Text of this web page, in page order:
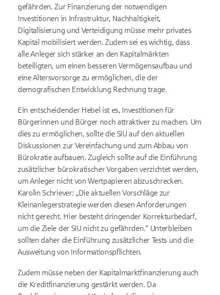
gefährden. Zur Finanzierung der notwendigen
Investitionen in Infrastruktur, Nachhaltigkeit,
Digitalisierung und Verteidigung müsse mehr privates
Kapital mobilisiert werden. Zudem sei es wichtig, dass
alle Anleger sich stärker an den Kapitalmärkten
beteiligten, um einen besseren Vermögensaufbau und
eine Altersvorsorge zu ermöglichen, die der
demografischen Entwicklung Rechnung trage.
Ein entscheidender Hebel ist es, Investitionen für
Bürgerinnen und Bürger noch attraktiver zu machen. Um
dies zu ermöglichen, sollte die SIU auf den aktuellen
Diskussionen zur Vereinfachung und zum Abbau von
Bürokratie aufbauen. Zugleich sollte auf die Einführung
zusätzlicher bürokratischer Vorgaben verzichtet werden,
um Anleger nicht von Wertpapieren abzuschrecken.
Karolin Schriever: „Die aktuellen Vorschläge zur
Kleinanlegerstrategie werden diesen Anforderungen
nicht gerecht. Hier besteht dringender Korrekturbedarf,
um die Ziele der SIU nicht zu gefährden.“ Unterbleiben
sollten daher die Einführung zusätzlicher Tests und die
Ausweitung von Informationspflichten.
Zudem müsse neben der Kapitalmarktfinanzierung auch
die Kreditfinanzierung gestärkt werden. Da